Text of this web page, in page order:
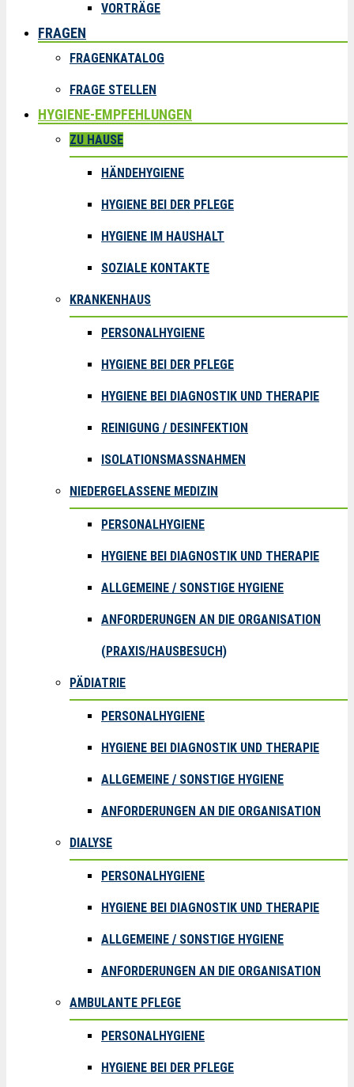
VORTRÄGE
FRAGEN
FRAGENKATALOG
FRAGE STELLEN
HYGIENE-EMPFEHLUNGEN
ZU HAUSE
HÄNDEHYGIENE
HYGIENE BEI DER PFLEGE
HYGIENE IM HAUSHALT
SOZIALE KONTAKTE
KRANKENHAUS
PERSONALHYGIENE
HYGIENE BEI DER PFLEGE
HYGIENE BEI DIAGNOSTIK UND THERAPIE
REINIGUNG / DESINFEKTION
ISOLATIONSMASSNAHMEN
NIEDERGELASSENE MEDIZIN
PERSONALHYGIENE
HYGIENE BEI DIAGNOSTIK UND THERAPIE
ALLGEMEINE / SONSTIGE HYGIENE
ANFORDERUNGEN AN DIE ORGANISATION
(PRAXIS/HAUSBESUCH)
PÄDIATRIE
PERSONALHYGIENE
HYGIENE BEI DIAGNOSTIK UND THERAPIE
ALLGEMEINE / SONSTIGE HYGIENE
ANFORDERUNGEN AN DIE ORGANISATION
DIALYSE
PERSONALHYGIENE
HYGIENE BEI DIAGNOSTIK UND THERAPIE
ALLGEMEINE / SONSTIGE HYGIENE
ANFORDERUNGEN AN DIE ORGANISATION
AMBULANTE PFLEGE
PERSONALHYGIENE
HYGIENE BEI DER PFLEGE